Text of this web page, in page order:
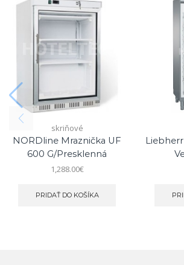
skriňové
NORDline Mraznička UF
600 G/presklenná
1,288.00€
PRIDAŤ DO KOŠÍKA